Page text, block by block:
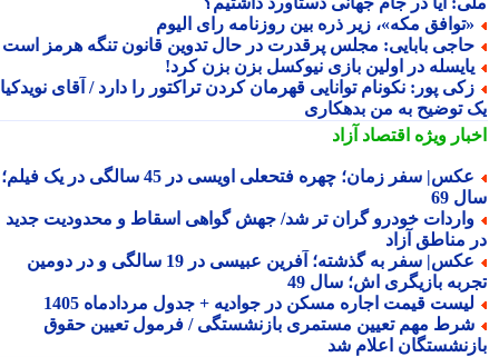
مکه»، زیر ذره بین روزنامه رای الیوم
بابایی: مجلس پرقدرت در حال تدوین قانون تنگه هرمز است
در اولین بازی نیوکسل بزن بزن کرد!
پور: نکونام توانایی قهرمان کردن تراکتور را دارد / آقای نویدکیا!
توضیح به من بدهکاری
ویژهاقتصاد آزاد
عکس| سفر زمان؛ چهره فتحعلی اویسی در 45 سالگی در یک فیلم؛
69
خودرو گران تر شد/ جهش گواهی اسقاط و محدودیت جدید
مناطق آزاد
عکس| سفر به گذشته؛ آفرین عبیسی در 19 سالگی و در دومین
بازیگری اش؛ سال 49
قیمت اجاره مسکن در جوادیه + جدول مردادماه 1405
مهم تعیین مستمری بازنشستگی / فرمول تعیین حقوق
اعلام شد